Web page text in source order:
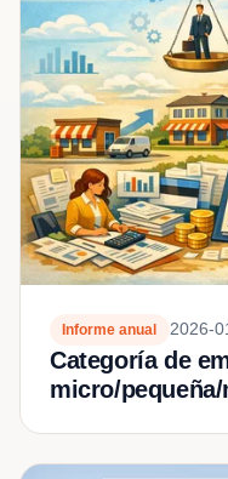
Informe anual 2026-
Categoría de
micro/